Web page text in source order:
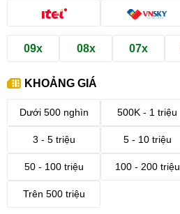
09x 08x 07x
KHOẢNG GIÁ
Dưới 500 nghìn 500K - 1 triệu
3 - 5 triệu 5 - 10 triệu
50 - 100 triệu 100 - 200 triệu
Trên 500 triệu